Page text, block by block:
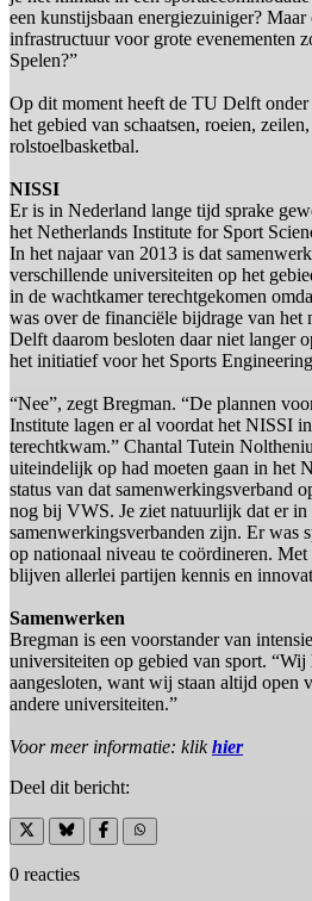
een kunstijsbaan energiezuiniger?
infrastructuur voor grote evenementen
Spelen?”
Op dit moment heeft de TU Delft
het gebied van schaatsen, roeien,
rolstoelbasketbal.
NISSI
Er is in Nederland lange tijd sprake
het Netherlands Institute for Sport
In het najaar van 2013 is dat
verschillende universiteiten op het
in de wachtkamer terechtgekomen
was over de financiële bijdrage van
Delft daarom besloten daar niet langer
het initiatief voor het Sports
“Nee”, zegt Bregman. “De plannen
Institute lagen er al voordat het NISSI
terechtkwam.” Chantal Tutein
uiteindelijk op had moeten gaan in het
status van dat samenwerkingsverband
nog bij VWS. Je ziet natuurlijk dat er in
samenwerkingsverbanden zijn. Er was
op nationaal niveau te coördineren.
blijven allerlei partijen kennis en
Samenwerken
Bregman is een voorstander van
universiteiten op gebied van sport.
aangesloten, want wij staan altijd open
andere universiteiten.”
Voor meer informatie: klikhier
Deel dit bericht:
0 reacties